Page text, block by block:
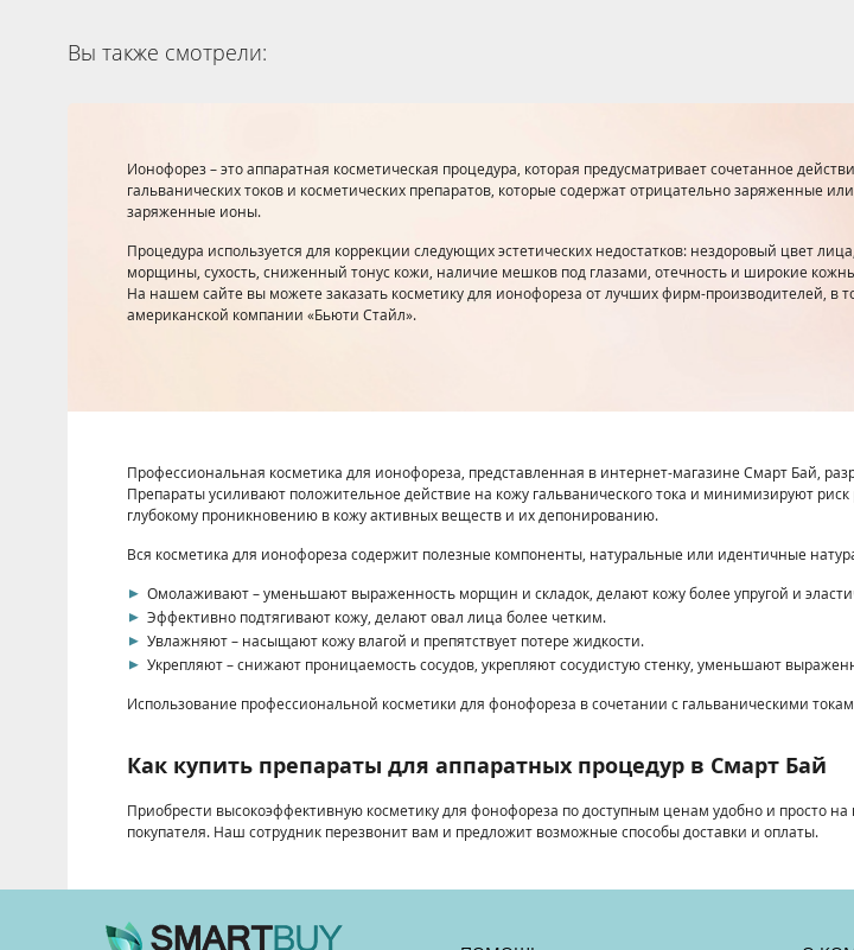
Вы также смотрели:
Ионофорез – это аппаратная косметическая процедура, которая предусматривает сочетанное
гальванических токов и косметических препаратов, которые содержат отрицательно заряженные
заряженные ионы.
Процедура используется для коррекции следующих эстетических недостатков: нездоровый цвет
морщины, сухость, сниженный тонус кожи, наличие мешков под глазами, отечность и широкие
На нашем сайте вы можете заказать косметику для ионофореза от лучших фирм-производителей, в
американской компании «Бьюти Стайл».
Профессиональная косметика для ионофореза, представленная в интернет-магазине Смарт Бай,
Препараты усиливают положительное действие на кожу гальванического тока и минимизируют
глубокому проникновению в кожу активных веществ и их депонированию.
Вся косметика для ионофореза содержит полезные компоненты, натуральные или идентичные
Омолаживают – уменьшают выраженность морщин и складок, делают кожу более упругой и
Эффективно подтягивают кожу, делают овал лица более четким.
Увлажняют – насыщают кожу влагой и препятствует потере жидкости.
Укрепляют – снижают проницаемость сосудов, укрепляют сосудистую стенку, уменьшают
Использование профессиональной косметики для фонофореза в сочетании с гальваническими
Как купить препараты для аппаратных процедур в Смарт Бай
Приобрести высокоэффективную косметику для фонофореза по доступным ценам удобно и просто
покупателя. Наш сотрудник перезвонит вам и предложит возможные способы доставки и оплаты.